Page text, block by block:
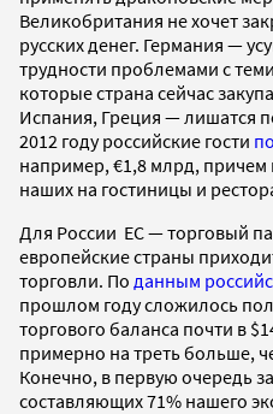
Великобритания не хочет
русских денег. Германия —
трудности проблемами с
которые страна сейчас
Испания, Греция — лишатся
2012 году российские гости
например, €1,8 млрд,
наших на гостиницы и
Для России ЕС — торговый
европейские страны
торговли. По данным
прошлом году сложилось
торгового баланса почти в
примерно на треть больше,
Конечно, в первую очередь
составляющих 71% нашего